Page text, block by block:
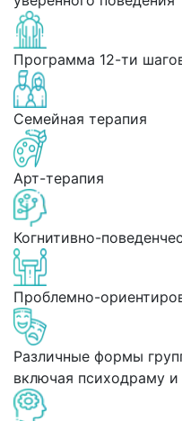
Программа 12-ти
Семейная терапия
Арт-терапия
Когнитивно-
Проблемно-
Различные формы
включая психодраму